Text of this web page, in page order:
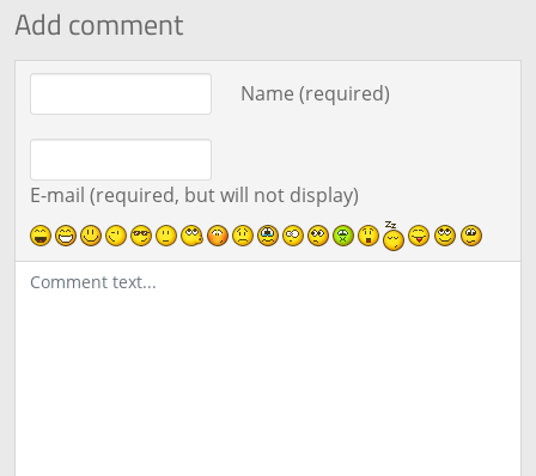
Add comment
Name (required)
E-mail (required, but will not display)
Comment text